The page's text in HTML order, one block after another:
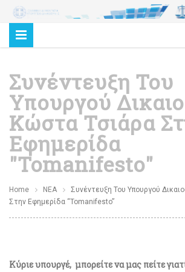
Συνέντευξη Του
Υπουργού
Κώστα Τσιάρα
Εφημερίδα
"tomanifesto"
Home ΝΕΑ
Συνέντευξη Του Υπουργού
Στην Εφημερίδα “tomanifesto”
Κύριε υπουργέ, μπορείτε να μας πείτε